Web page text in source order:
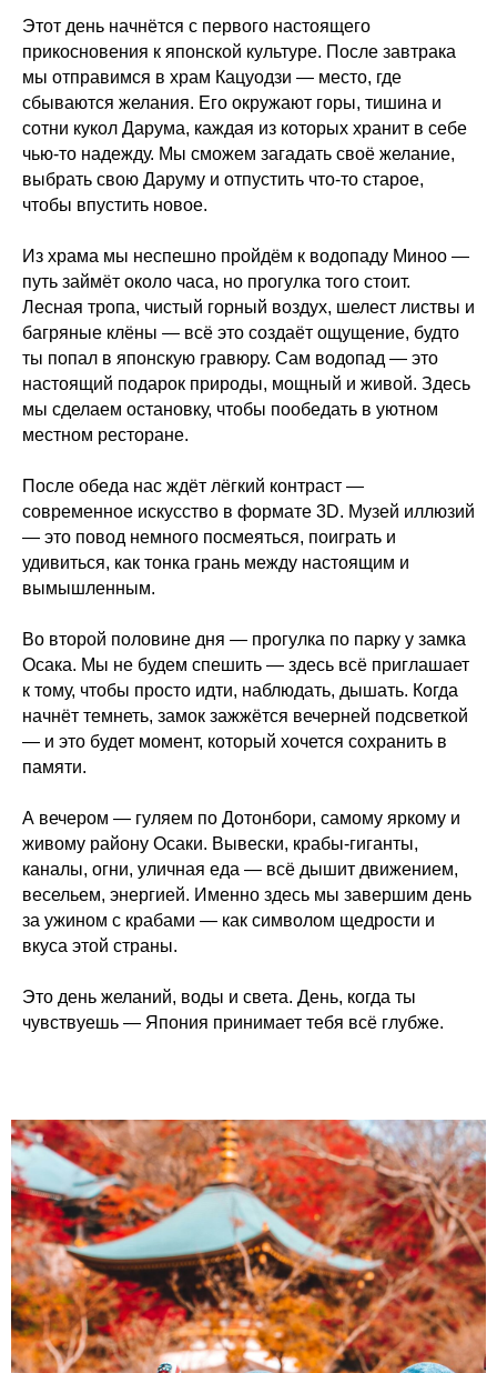
Этот день начнётся с первого настоящего
прикосновения к японской культуре. После завтрака
мы отправимся в храм Кацуодзи — место, где
сбываются желания. Его окружают горы, тишина и
сотни кукол Дарума, каждая из которых хранит в себе
чью-то надежду. Мы сможем загадать своё желание,
выбрать свою Даруму и отпустить что-то старое,
чтобы впустить новое.
Из храма мы неспешно пройдём к водопаду Миноо —
путь займёт около часа, но прогулка того стоит.
Лесная тропа, чистый горный воздух, шелест листвы и
багряные клёны — всё это создаёт ощущение, будто
ты попал в японскую гравюру. Сам водопад — это
настоящий подарок природы, мощный и живой. Здесь
мы сделаем остановку, чтобы пообедать в уютном
местном ресторане.
После обеда нас ждёт лёгкий контраст —
современное искусство в формате 3D. Музей иллюзий
— это повод немного посмеяться, поиграть и
удивиться, как тонка грань между настоящим и
вымышленным.
Во второй половине дня — прогулка по парку у замка
Осака. Мы не будем спешить — здесь всё приглашает
к тому, чтобы просто идти, наблюдать, дышать. Когда
начнёт темнеть, замок зажжётся вечерней подсветкой
— и это будет момент, который хочется сохранить в
памяти.
А вечером — гуляем по Дотонбори, самому яркому и
живому району Осаки. Вывески, крабы-гиганты,
каналы, огни, уличная еда — всё дышит движением,
весельем, энергией. Именно здесь мы завершим день
за ужином с крабами — как символом щедрости и
вкуса этой страны.
Это день желаний, воды и света. День, когда ты
чувствуешь — Япония принимает тебя всё глубже.